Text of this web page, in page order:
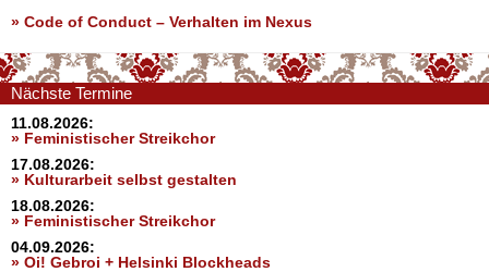
» Code of Conduct – Verhalten im Nexus
Nächste Termine
11.08.2026:
» Feministischer Streikchor
17.08.2026:
» Kulturarbeit selbst gestalten
18.08.2026:
» Feministischer Streikchor
04.09.2026:
» Oi! Gebroi + Helsinki Blockheads